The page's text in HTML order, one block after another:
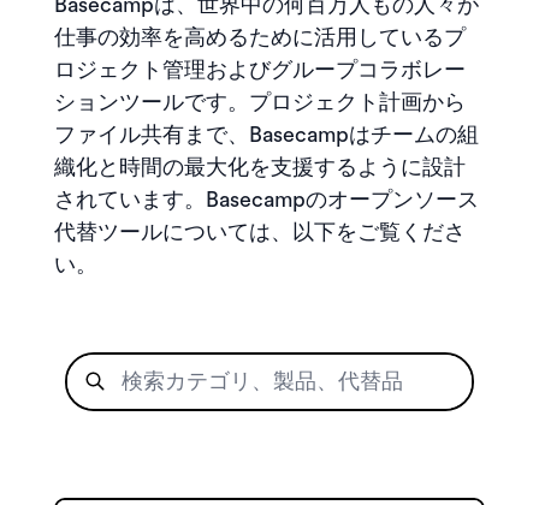
Basecampは、世界中の何百万人もの人々が
仕事の効率を高めるために活用しているプ
ロジェクト管理およびグループコラボレー
ションツールです。プロジェクト計画から
ファイル共有まで、Basecampはチームの組
織化と時間の最大化を支援するように設計
されています。Basecampのオープンソース
代替ツールについては、以下をご覧くださ
い。